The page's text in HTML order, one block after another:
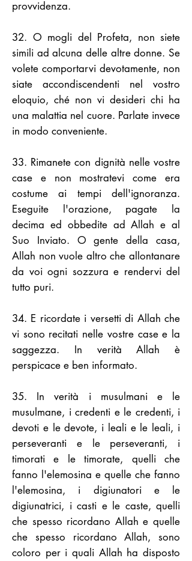
provvidenza.
32. O mogli del Profeta, non siete
simili ad alcuna delle altre donne. Se
volete comportarvi devotamente, non
siate accondiscendenti nel vostro
eloquio, ché non vi desideri chi ha
una malattia nel cuore. Parlate invece
in modo conveniente.
33. Rimanete con dignità nelle vostre
case e non mostratevi come era
costume ai tempi dell'ignoranza.
Eseguite l'orazione, pagate la
decima ed obbedite ad Allah e al
Suo Inviato. O gente della casa,
Allah non vuole altro che allontanare
da voi ogni sozzura e rendervi del
tutto puri.
34. E ricordate i versetti di Allah che
vi sono recitati nelle vostre case e la
saggezza. In verità Allah è
perspicace e ben informato.
35. In verità i musulmani e le
musulmane, i credenti e le credenti, i
devoti e le devote, i leali e le leali, i
perseveranti e le perseveranti, i
timorati e le timorate, quelli che
fanno l'elemosina e quelle che fanno
l'elemosina, i digiunatori e le
digiunatrici, i casti e le caste, quelli
che spesso ricordano Allah e quelle
che spesso ricordano Allah, sono
coloro per i quali Allah ha disposto